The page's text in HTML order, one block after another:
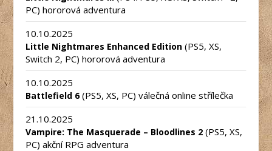
PC) hororová adventura
10.10.2025
Little Nightmares Enhanced Edition (PS5, XS,
Switch 2, PC) hororová adventura
10.10.2025
Battlefield 6(PS5, XS, PC) válečná online střílečka
21.10.2025
Vampire: The Masquerade – Bloodlines 2 (PS5, XS,
PC) akční RPG adventura